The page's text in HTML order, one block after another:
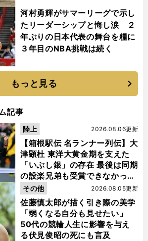
河村勇輝がサマーリーグで示し
たリーダーシップと悔し涙 ２
年ぶりの日本代表の舞台を糧に
３年目のNBA挑戦は続く
もっと見る
記事
【箱根駅伝 名ランナー列伝】大
津顕杜 東洋大黄金期を支えた
「いぶし銀」の存在 最後は同期
の設楽兄弟も受賞できなかった
金栗杯に輝く
2026.08.06更新
陸上
佐藤慎太郎が描く引き際の美学
「弱くなる自分も見せたい」
50代の競輪人生に影響を与え
る伏見俊昭の死にも言及
2026.08.05更新
その他